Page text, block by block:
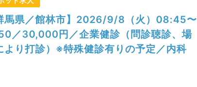
馬県／館林市】2026/9/8（火）08:45〜
／30,000円／企業健診（問診聴診、場
より打診）※特殊健診有りの予定／内科